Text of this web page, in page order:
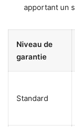
apportant un
Niveau de
garantie
Standard